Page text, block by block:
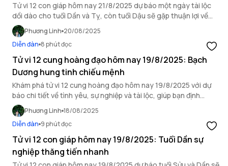
Tử vi 12 con giáp hôm nay 21/8/2025 dự báo một ngày tài lộc
dồi dào cho tuổi Dần và Tỵ, còn tuổi Dậu sẽ gặp thuận lợi về
mọi mặt.
Phương Linh 20/08/2025
Diễn đàn 8 phút đọc
Tử vi 12 cung hoàng đạo hôm nay 19/8/2025: Bạch
Dương hung tinh chiếu mệnh
Khám phá tử vi 12 cung hoàng đạo hôm nay 19/8/2025 với dự
báo chi tiết về tình yêu, sự nghiệp và tài lộc, giúp bạn định
hướng ngày mới.
Phương Linh 18/08/2025
Diễn đàn 9 phút đọc
Tử vi 12 con giáp hôm nay 19/8/2025: Tuổi Dần sự
nghiệp thăng tiến nhanh